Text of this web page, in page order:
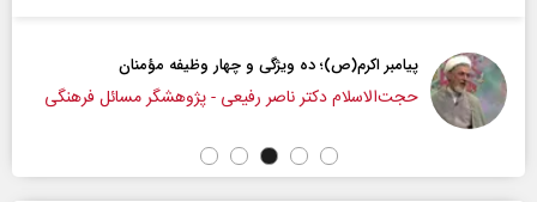
پیامبر اکرم(ص)؛ ده ویژگی و چهار وظیفه مؤمنان
حجت‌الاسلام دکتر ناصر رفیعی - پژوهشگر مسائل فرهنگی